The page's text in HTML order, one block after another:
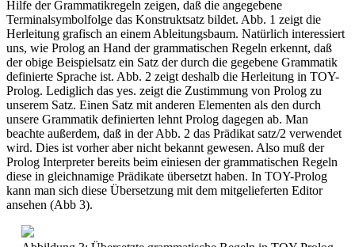
Hilfe der Grammatikregeln zeigen, daß die angegebene
Terminalsymbolfolge das Konstruktsatz bildet. Abb. 1 zeigt die
Herleitung grafisch an einem Ableitungsbaum. Natürlich interessiert
uns, wie Prolog an Hand der grammatischen Regeln erkennt, daß
der obige Beispielsatz ein Satz der durch die gegebene Grammatik
definierte Sprache ist. Abb. 2 zeigt deshalb die Herleitung in TOY-
Prolog. Lediglich das yes. zeigt die Zustimmung von Prolog zu
unserem Satz. Einen Satz mit anderen Elementen als den durch
unsere Grammatik definierten lehnt Prolog dagegen ab. Man
beachte außerdem, daß in der Abb. 2 das Prädikat satz/2 verwendet
wird. Dies ist vorher aber nicht bekannt gewesen. Also muß der
Prolog Interpreter bereits beim einiesen der grammatischen Regeln
diese in gleichnamige Prädikate übersetzt haben. In TOY-Prolog
kann man sich diese Übersetzung mit dem mitgelieferten Editor
ansehen (Abb 3).